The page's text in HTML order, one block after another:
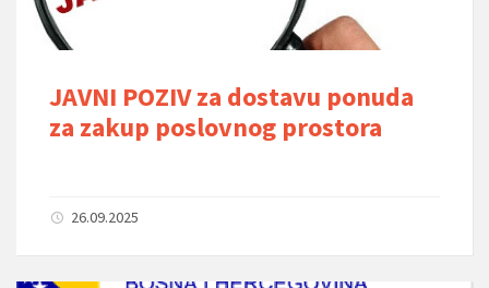
JAVNI POZIV za dostavu ponuda
za zakup poslovnog prostora
26.09.2025